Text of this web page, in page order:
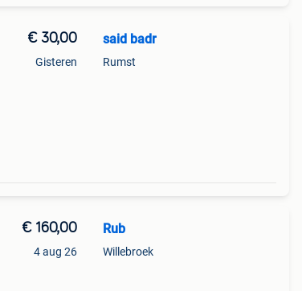
€ 30,00
Gisteren
said badr
Rumst
€ 160,00
4 aug 26
Rub
Willebroek